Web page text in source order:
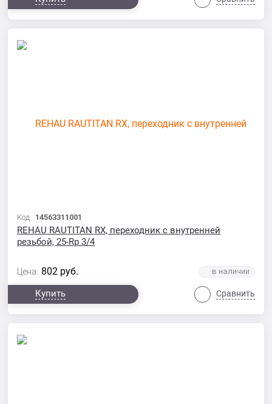
Код: 14563311001
REHAU RAUTITAN RX, переходник с внутренней
резьбой, 25-Rp 3/4
Цена: 802 руб.
Купить Сравнить